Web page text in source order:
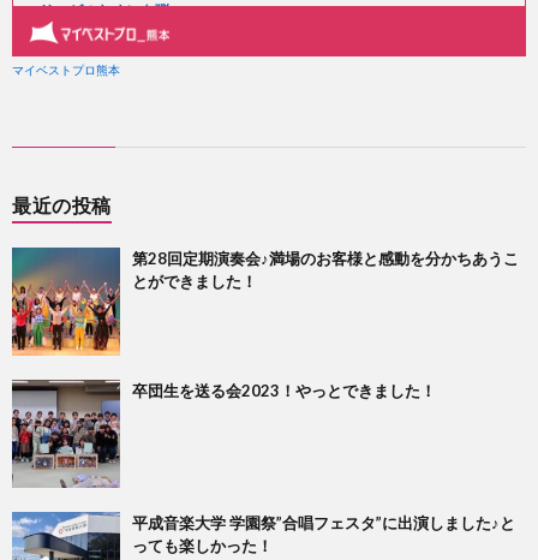
最近の投稿
第28回定期演奏会♪満場のお客様と感動を分かちあうこ
とができました！
卒団生を送る会2023！やっとできました！
平成音楽大学 学園祭”合唱フェスタ”に出演しました♪と
っても楽しかった！